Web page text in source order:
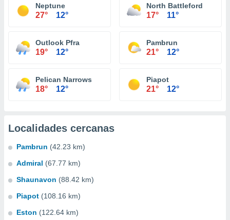
Neptune
27° 12°
North Battleford
17° 11°
Outlook Pfra
19° 12°
Pambrun
21° 12°
Pelican Narrows
18° 12°
Piapot
21° 12°
Localidades cercanas
Pambrun (42.23 km)
Admiral (67.77 km)
Shaunavon (88.42 km)
Piapot (108.16 km)
Eston (122.64 km)